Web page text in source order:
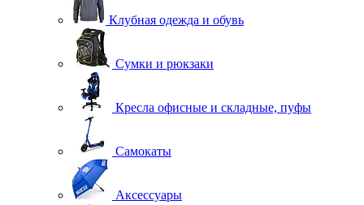
Клубная одежда и обувь
Сумки и рюкзаки
Кресла офисные и складные, пуфы
Самокаты
Аксессуары